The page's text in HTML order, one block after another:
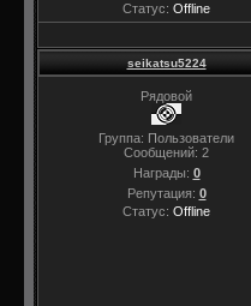
Статус: Offline
seikatsu5224
Рядовой
Группа: Пользователи
Сообщений: 2
Награды: 0
Репутация: 0
Статус: Offline